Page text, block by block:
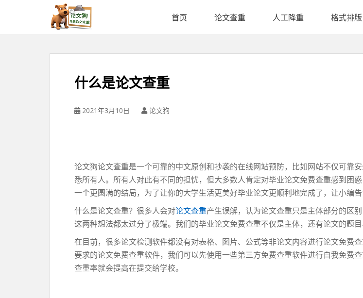
首页 论文查重 人工降重 格式排版
什么是论文查重
2021年3月10日 论文狗
论文狗论文查重是一个可靠的中文原创和抄袭的在线网站预防，比如网站不仅可靠
悉所有人。所有人对此有不同的担忧，但大多数人肯定对毕业论文免费查重感到困
一个更圆满的结局，为了让你的大学生活更美好毕业论文更顺利地完成了，让小编告
什么是论文查重？很多人会对论文查重产生误解，认为论文查重只是主体部分的区
这两种想法都太过分了极端。我们的毕业论文免费查重不仅是主体，还有论文的题
在目前，很多论文检测软件都没有对表格、图片、公式等非论文内容进行论文免费
要求的论文免费查重软件，我们可以先使用一些第三方免费查重软件进行自我免费
查重率就会提高在提交给学校。